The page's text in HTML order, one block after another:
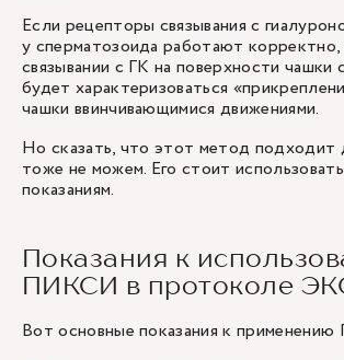
Если рецепторы связывания с
у сперматозоида работают
связывании с ГК на поверхности чашки
будет характеризоваться
чашки ввинчивающимися движениями.
Но сказать, что этот метод подходит
тоже не можем. Его стоит
показаниям.
Показания к
ПИКСИ в протоколе
Вот основные показания к